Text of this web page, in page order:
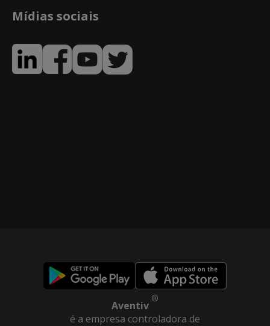
Mídias sociais
Aventiv
®
é a empresa controladora de